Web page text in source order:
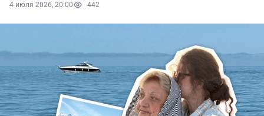
4 июля 2026, 20:00 442